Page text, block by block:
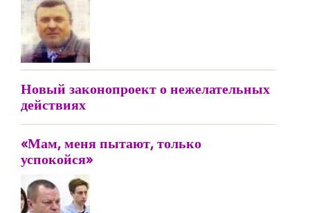
Новый законопроект о нежелательных
действиях
«Мам, меня пытают, только
успокойся»